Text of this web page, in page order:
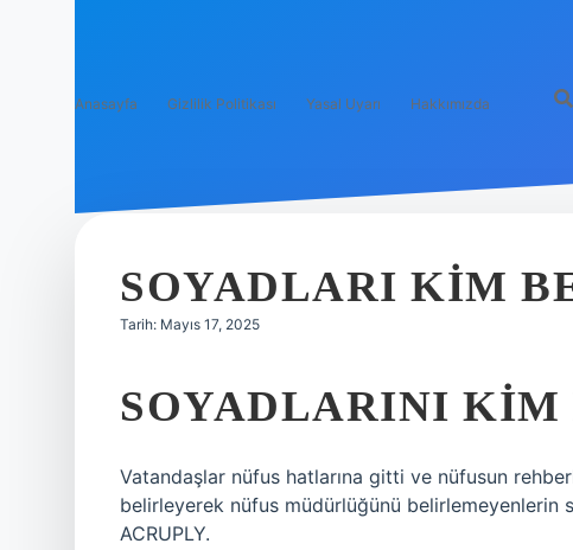
Anasayfa Gizlilik Politikası Yasal Uyarı Hakkımızda
SOYADLARI KIM
Tarih: Mayıs 17, 2025
SOYADLARINI KIM
Vatandaşlar nüfus hatlarına gitti ve nüfusun
belirleyerek nüfus müdürlüğünü belirlemeyenlerin
ACRUPLY.